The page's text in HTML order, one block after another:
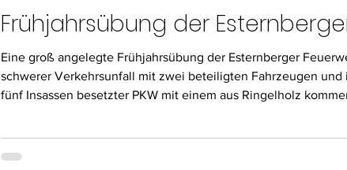
Frühjahrsübung der
Eine groß angelegte Frühjahrsübung der Esternberger
schwerer Verkehrsunfall mit zwei beteiligten Fahrzeugen
fünf Insassen besetzter PKW mit einem aus Ringelholz